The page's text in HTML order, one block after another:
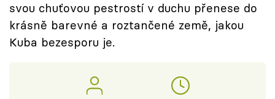
Sledujte nás
svou chuťovou pestrostí v duchu přenese do
krásně barevné a roztančené země, jakou
Kuba bezesporu je.